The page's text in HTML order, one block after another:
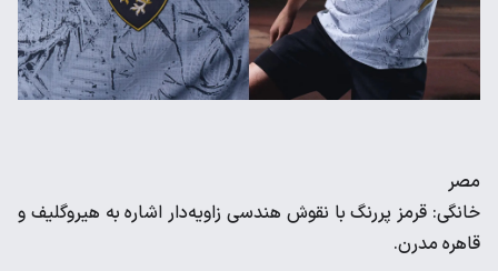
مصر
خانگی: قرمز پررنگ با نقوش هندسی زاویه‌دار اشاره به هیروگلیف و
قاهره مدرن.